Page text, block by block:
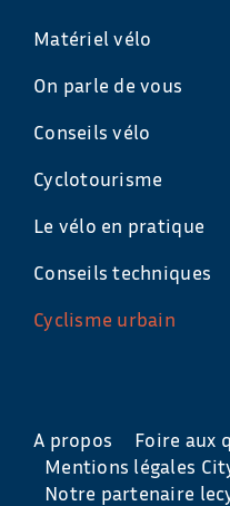
Matériel vélo
On parle de vous
Conseils vélo
Cyclotourisme
Le vélo en pratique
Conseils techniques
Cyclisme urbain
A propos
Foire aux
Mentions légales
Notre partenaire